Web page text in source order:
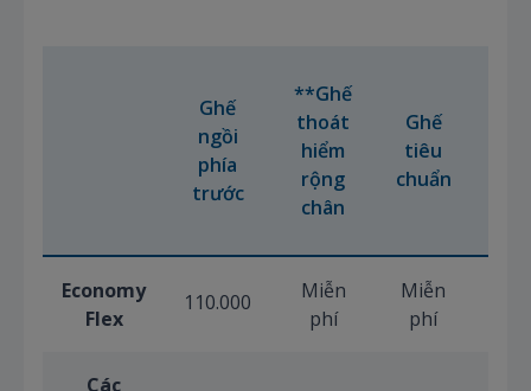
Ghế
ngồi
phía
trước
**Ghế
thoát
hiểm
rộng
chân
Ghế
tiêu
chuẩn
Economy
Flex
110.000
Miễn
phí
Miễn
phí
Các